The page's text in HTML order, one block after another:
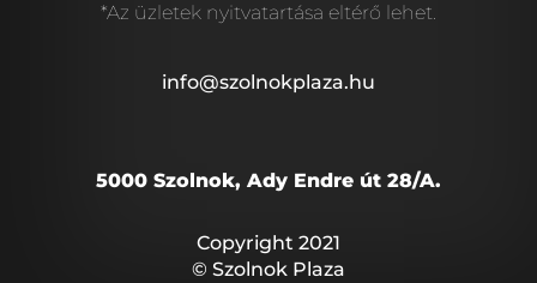
*Az üzletek nyitvatartása eltérő lehet.
info@szolnokplaza.hu
5000 Szolnok, Ady Endre út 28/A.
Copyright 2021
© Szolnok Plaza